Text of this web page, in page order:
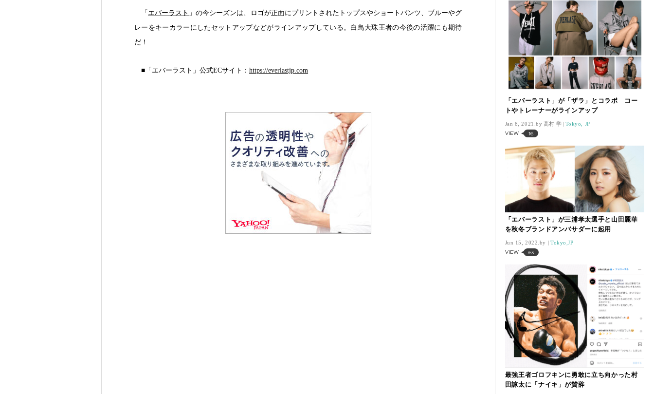
「 エバーラスト 」の今シーズンは、ロゴが正面にプリントされたトップスやショートパンツ、ブルーやグ
レーをキーカラーにしたセットアップなどがラインアップしている。白鳥大珠王者の今後の活躍にも期待
だ！
■「エバーラスト」公式ECサイト：https://everlastjp.com
「エバーラスト」が「ザラ」とコラボ コー
トやトレーナーがラインアップ
Jan 8, 2021. 高村 学 Tokyo, JP
VIEW 16
「エバーラスト」が三浦孝太選手と山田麗華
を秋冬ブランドアンバサダーに起用
Jun 15, 2022. Tokyo,JP
VIEW 63
最強王者ゴロフキンに勇敢に立ち向かった村
田諒太に「ナイキ」が賛辞